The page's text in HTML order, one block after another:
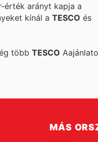
érték arányt kapja a
kínál a TESCO és
több TESCO
MÁS